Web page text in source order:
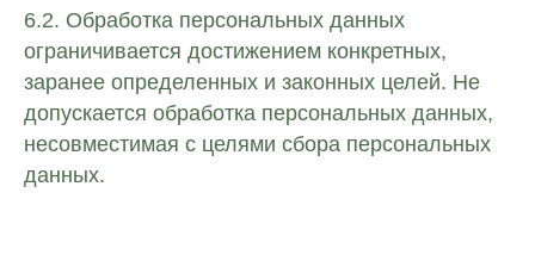
6.2. Обработка персональных данных
ограничивается достижением конкретных,
заранее определенных и законных целей. Не
допускается обработка персональных данных,
несовместимая с целями сбора персональных
данных.